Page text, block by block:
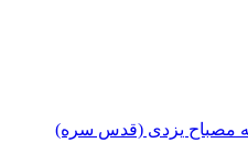
مصباح یزدی (قدس سره)